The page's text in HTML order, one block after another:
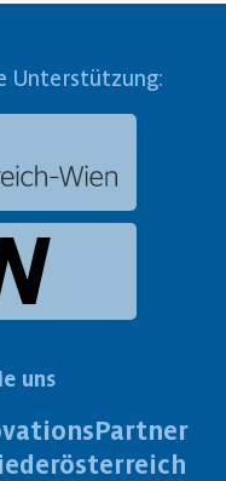
Unterstützung:
uns